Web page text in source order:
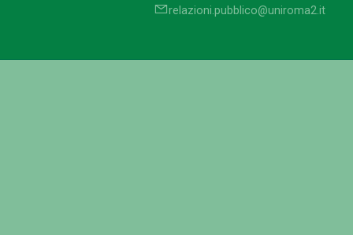
relazioni.pubblico@uniroma2.it